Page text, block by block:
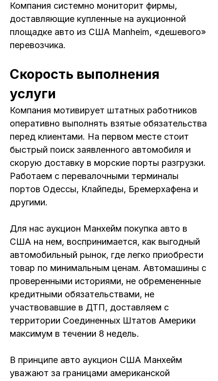
Компания системно мониторит фирмы,
доставляющие купленные на аукционной
площадке авто из США Manheim, «дешевого»
перевозчика.
Скорость выполнения
услуги
Компания мотивирует штатных работников
оперативно выполнять взятые обязательства
перед клиентами. На первом месте стоит
быстрый поиск заявленного автомобиля и
скорую доставку в морские порты разгрузки.
Работаем с перевалочными терминалы
портов Одессы, Клайпеды, Бремерхафена и
другими.
Для нас аукцион Манхейм покупка авто в
США на нем, воспринимается, как выгодный
автомобильный рынок, где легко приобрести
товар по минимальным ценам. Автомашины с
проверенными историями, не обремененные
кредитными обязательствами, не
участвовавшие в ДТП, доставляем с
территории Соединенных Штатов Америки
максимум в течении 8 недель.
В принципе авто аукцион США Манхейм
уважают за границами американской